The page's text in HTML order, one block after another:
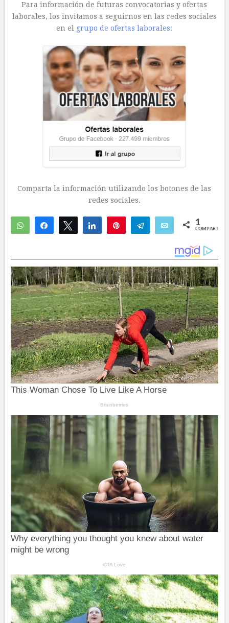
Para información de futuras convocatorias y ofertas
laborales, los invitamos a seguirnos en las redes sociales
en el grupo de ofertas laborales:
Comparta la información utilizando los botones de las
redes sociales.
WhatsAppCompartirTwittear Compartir Telegram Email 1
COMPARTIR